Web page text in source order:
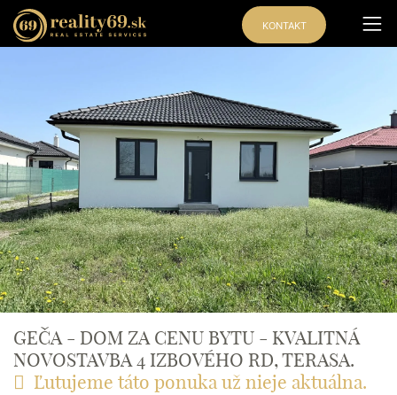
KONTAKT
GEČA - DOM ZA CENU BYTU - KVALITNÁ
NOVOSTAVBA 4 IZBOVÉHO RD, TERASA.
Ľutujeme táto ponuka už nieje aktuálna.